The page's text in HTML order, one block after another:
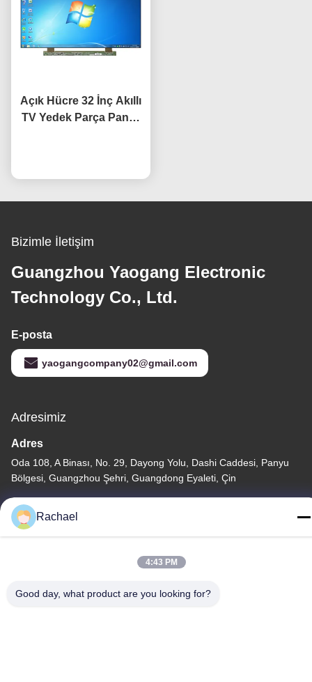
Açık Hücre 32 İnç Akıllı
TV Yedek Parça Paneli
Bizimle İletişim
Guangzhou Yaogang Electronic
Technology Co., Ltd.
E-posta
yaogangcompany02@gmail.com
Adresimiz
Adres
Oda 108, A Binası, No. 29, Dayong Yolu, Dashi Caddesi, Panyu
Bölgesi, Guangzhou Şehri, Guangdong Eyaleti, Çin
Televizyon
0086-15112103717
Rachael
4:43 PM
Good day, what product are you looking for?